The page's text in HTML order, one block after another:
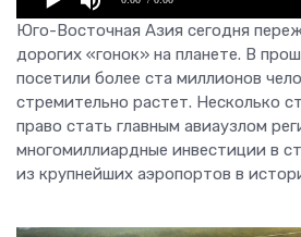
Юго-Восточная Азия сегодня
дорогих «гонок» на планете. В
посетили более ста миллионов
стремительно растет. Несколько
право стать главным авиаузлом
многомиллиардные инвестиции в
из крупнейших аэропортов в